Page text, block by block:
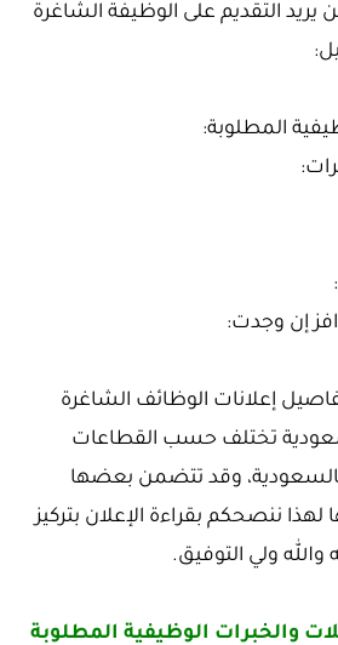
يريد التقديم على الوظيفة الشاغرة
المطلوبة:
إن وجدت:
إعلانات الوظائف الشاغرة
تختلف حسب القطاعات
وقد تتضمن بعضها
ننصحكم بقراءة الإعلان بتركيز
والله ولي التوفيق.
والخبرات الوظيفية المطلوبة